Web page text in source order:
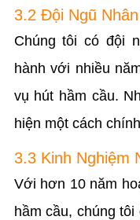
3.2 Đội Ngũ
Chúng tôi có đội
hành với nhiều
vụ hút hầm cầu.
hiện một cách
3.3 Kinh Nghiệm
Với hơn 10 năm
hầm cầu, chúng